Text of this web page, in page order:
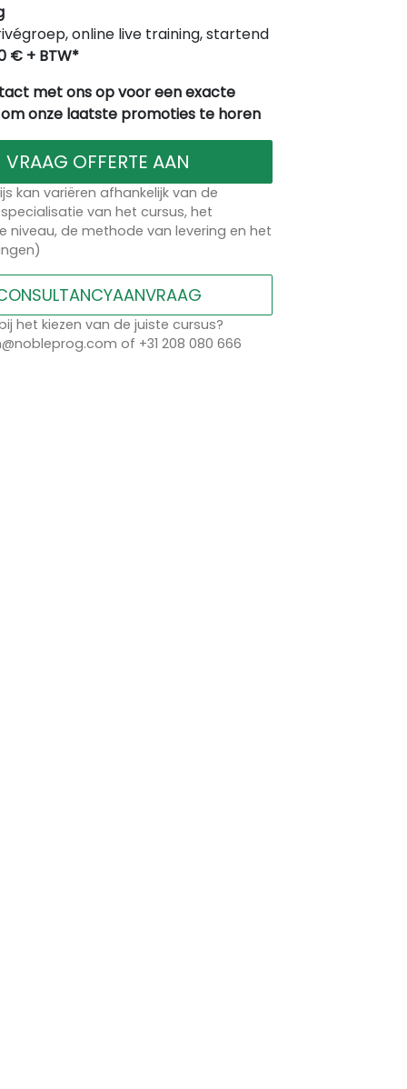
online live training, startend
€ + BTW*
met ons op voor een exacte
onze laatste promoties te horen
VRAAG OFFERTE AAN
kan variëren afhankelijk van de
van het cursus, het
niveau, de methode van levering en het
het kiezen van de juiste cursus?
of +31 208 080 666